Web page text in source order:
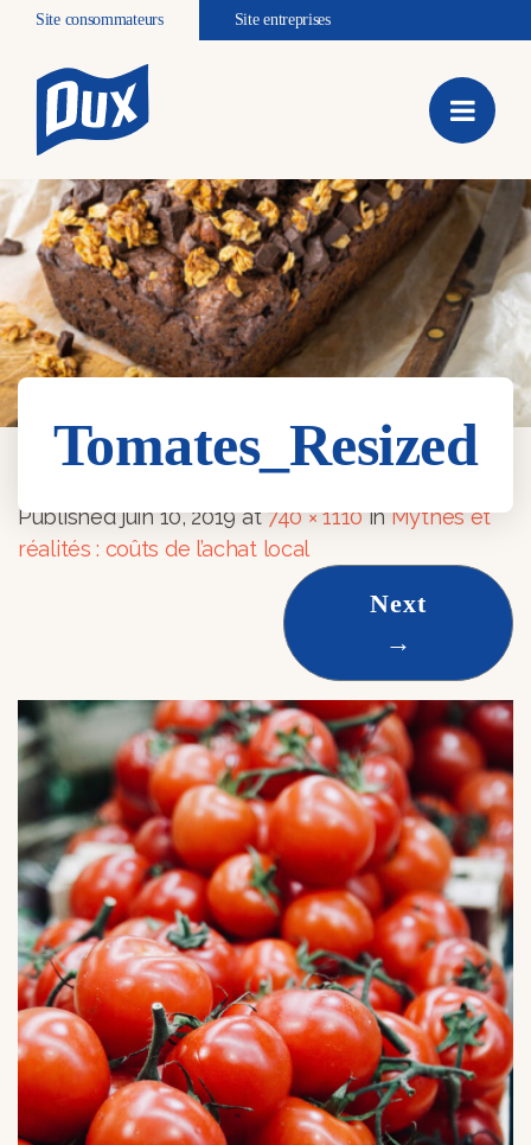
Site consommateurs Site entreprises
Tomates_Resized
Tomates_Resized
Publishedjuin 10, 2019at740 × 1110inMythes et
réalités : coûts de l’achat local
Next
→